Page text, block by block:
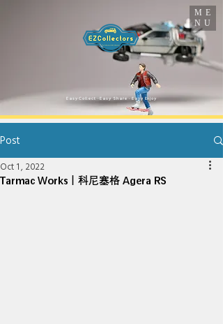
​Easy Collect · Easy Share · Easy Enjoy
ME
NU
Post
Tarmac Works｜科尼塞格 Agera RS
Oct 1, 2022